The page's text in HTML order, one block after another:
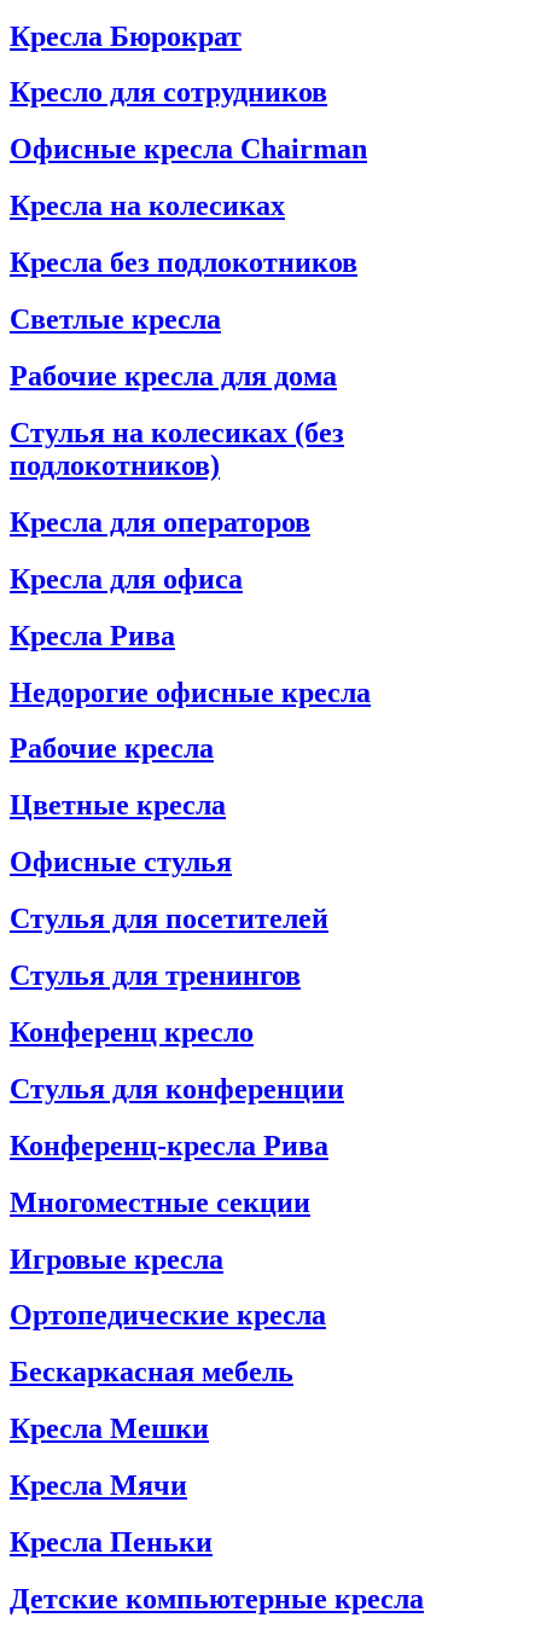
Кресла Бюрократ
Кресло для сотрудников
Офисные кресла Chairman
Кресла на колесиках
Кресла без подлокотников
Светлые кресла
Рабочие кресла для дома
Стулья на колесиках (без
подлокотников)
Кресла для операторов
Кресла для офиса
Кресла Рива
Недорогие офисные кресла
Рабочие кресла
Цветные кресла
Офисные стулья
Стулья для посетителей
Стулья для тренингов
Конференц кресло
Стулья для конференции
Конференц-кресла Рива
Многоместные секции
Игровые кресла
Ортопедические кресла
Бескаркасная мебель
Кресла Мешки
Кресла Мячи
Кресла Пеньки
Детские компьютерные кресла